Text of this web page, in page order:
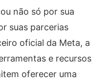
não só por sua
suas parcerias
oficial da Meta, a
e recursos
oferecer uma